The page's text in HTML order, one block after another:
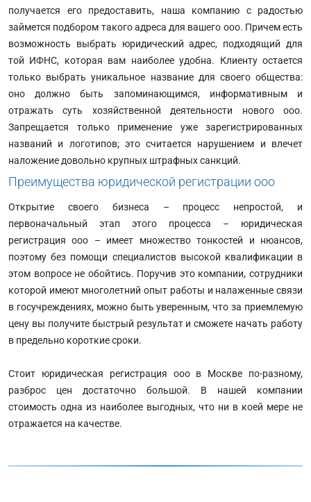
получается его предоставить, наша компанию с радостью
займется подбором такого адреса для вашего ооо. Причем есть
возможность выбрать юридический адрес, подходящий для
той ИФНС, которая вам наиболее удобна. Клиенту остается
только выбрать уникальное название для своего общества:
оно должно быть запоминающимся, информативным и
отражать суть хозяйственной деятельности нового ооо.
Запрещается только применение уже зарегистрированных
названий и логотипов; это считается нарушением и влечет
наложение довольно крупных штрафных санкций.
Преимущества юридической регистрации ооо
Открытие своего бизнеса – процесс непростой, и
первоначальный этап этого процесса – юридическая
регистрация ооо – имеет множество тонкостей и нюансов,
поэтому без помощи специалистов высокой квалификации в
этом вопросе не обойтись. Поручив это компании, сотрудники
которой имеют многолетний опыт работы и налаженные связи
в госучреждениях, можно быть уверенным, что за приемлемую
цену вы получите быстрый результат и сможете начать работу
в предельно короткие сроки.
Стоит юридическая регистрация ооо в Москве по-разному,
разброс цен достаточно большой. В нашей компании
стоимость одна из наиболее выгодных, что ни в коей мере не
отражается на качестве.